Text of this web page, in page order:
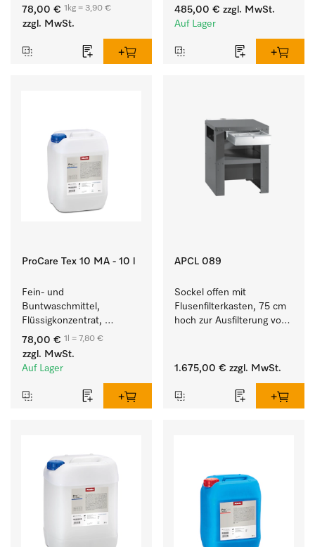
und farbechter
Buntwäsche.
78,00 € 1kg = 3,90 €
zzgl. MwSt.
für maximal 6
Dosierpumpen.
485,00 € zzgl. MwSt.
Auf Lager
ProCare Tex 10 MA - 10 l
Fein- und
Buntwaschmittel,
Flüssigkonzentrat,
mildalkalisch, 10 l zur
Reinigung von
Buntwäsche und
78,00 € 1l = 7,80 €
zzgl. MwSt.
Auf Lager
APCL 089
Sockel offen mit
Flusenfilterkasten, 75 cm
hoch zur Ausfilterung von
1.675,00 € zzgl. MwSt.